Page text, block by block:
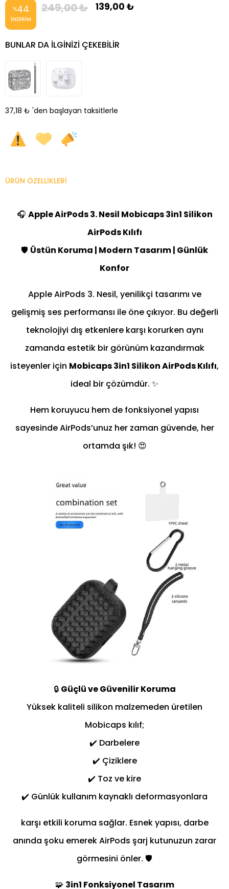
%44
İNDIRIM
249,00 ₺ 139,00 ₺
BUNLAR DA ILGINIZI ÇEKEBILIR
37,18 ₺ 'den başlayan taksitlerle
ÜRÜN ÖZELLIKLERI
🎧 Apple AirPods 3. Nesil Mobicaps 3in1 Silikon
AirPods Kılıfı
🛡️ Üstün Koruma | Modern Tasarım | Günlük
Konfor
Apple AirPods 3. Nesil, yenilikçi tasarımı ve
gelişmiş ses performansı ile öne çıkıyor. Bu değerli
teknolojiyi dış etkenlere karşı korurken aynı
zamanda estetik bir görünüm kazandırmak
isteyenler için Mobicaps 3in1 Silikon AirPods Kılıfı,
ideal bir çözümdür. ✨
Hem koruyucu hem de fonksiyonel yapısı
sayesinde AirPods’unuz her zaman güvende, her
ortamda şık! 😍
🔒 Güçlü ve Güvenilir Koruma
Yüksek kaliteli silikon malzemeden üretilen
Mobicaps kılıf;
✔️ Darbelere
✔️ Çiziklere
✔️ Toz ve kire
✔️ Günlük kullanım kaynaklı deformasyonlara
karşı etkili koruma sağlar. Esnek yapısı, darbe
anında şoku emerek AirPods şarj kutunuzun zarar
görmesini önler. 🛡️
🧩 3in1 Fonksiyonel Tasarım